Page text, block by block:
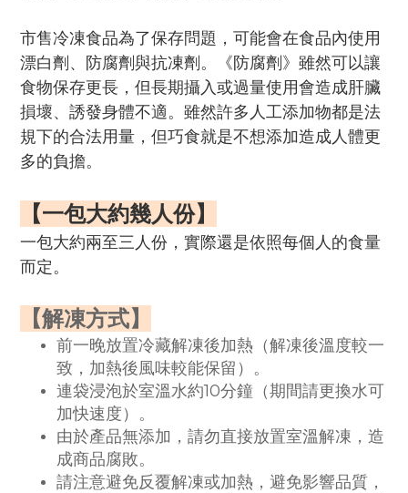
市售冷凍食品為了保存問題，可能會在食品內使用
漂白劑、防腐劑與抗凍劑。《防腐劑》雖然可以讓
食物保存更長，但長期攝入或過量使用會造成肝臟
損壞、誘發身體不適。 雖然許多人工添加物都是法
規下的合法用量，但巧食就是不想添加造成人體更
多的負擔。
【一包大約幾人份】
一包大約兩至三人份， 實際還是依照每個人的食量
而定。
【解凍方式】
前一晚放置冷藏解凍後加熱（解凍後溫度較一
致，加熱後風味較能保留）。
連袋浸泡於室溫水約10分鐘（期間請更換水可
加快速度）。
由於產品無添加，請勿直接放置室溫解凍，造
成商品腐敗。
請注意避免反覆解凍或加熱，避免影響品質，